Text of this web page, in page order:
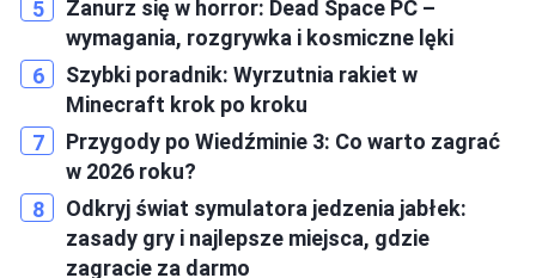
Zanurz się w horror: Dead Space PC –
wymagania, rozgrywka i kosmiczne lęki
Szybki poradnik: Wyrzutnia rakiet w
Minecraft krok po kroku
Przygody po Wiedźminie 3: Co warto zagrać
w 2026 roku?
Odkryj świat symulatora jedzenia jabłek:
zasady gry i najlepsze miejsca, gdzie
zagracie za darmo